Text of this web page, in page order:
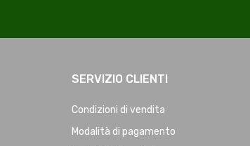
SERVIZIO CLIENTI
Condizioni di vendita
Modalità di pagamento